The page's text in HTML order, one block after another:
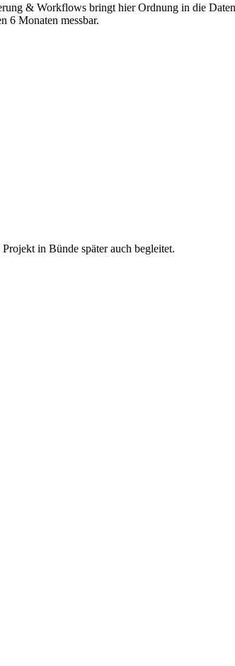
& Workflows bringt hier Ordnung in die
6 Monaten messbar.
in Bünde später auch begleitet.